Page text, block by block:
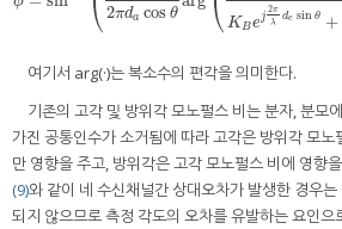
⎝2πda cos θ ⎝ KBe j
2π
λ
de sin θ +
여기서 arg(·)는 복소수의 편각을 의미한다.
기존의 고각 및 방위각 모노펄스 비는 분자, 분모
가진 공통인수가 소거됨에 따라 고각은 방위각 모노
만 영향을 주고, 방위각은 고각 모노펄스 비에 영향
(9)와 같이 네 수신채널간 상대오차가 발생한 경우
되지 않으므로 측정 각도의 오차를 유발하는 요인으